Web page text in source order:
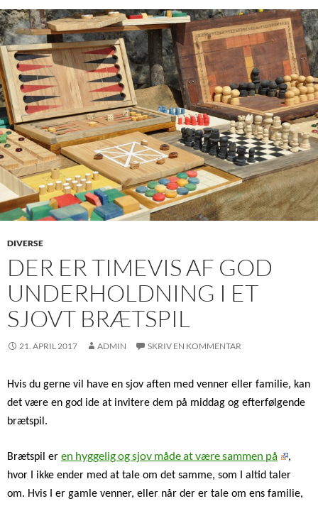
DIVERSE
DER ER TIMEVIS AF GOD
UNDERHOLDNING I ET
SJOVT BRÆTSPIL
21. APRIL 2017 ADMIN SKRIV EN KOMMENTAR
Hvis du gerne vil have en sjov aften med venner eller familie, kan
det være en god ide at invitere dem på middag og efterfølgende
brætspil.
Brætspil er en hyggelig og sjov måde at være sammen på
,
hvor I ikke ender med at tale om det samme, som I altid taler
om. Hvis I er gamle venner, eller når der er tale om ens familie,